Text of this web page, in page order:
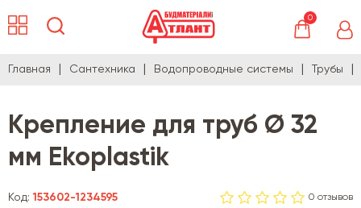
0
Главная Сантехника Водопроводные системы Трубы
Крепление для труб Ø 32
мм Ekoplastik
Код:153602-1234595 0 отзывов